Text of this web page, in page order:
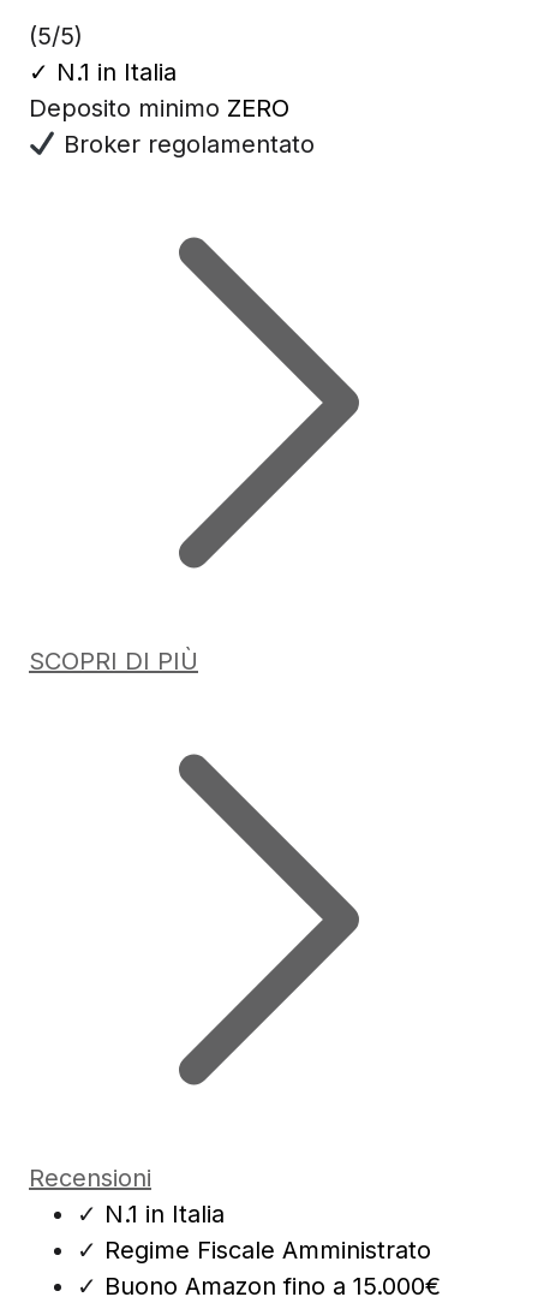
(5/5)
✓ N.1 in Italia
Deposito minimo ZERO
Broker regolamentato
SCOPRI DI PIÙ
Recensioni
✓ N.1 in Italia
✓ Regime Fiscale Amministrato
✓ Buono Amazon fino a 15.000€